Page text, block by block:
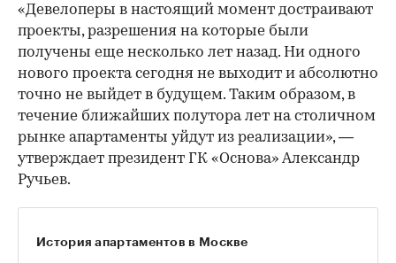
«Девелоперы в настоящий момент достраивают
проекты, разрешения на которые были
получены еще несколько лет назад. Ни одного
нового проекта сегодня не выходит и абсолютно
точно не выйдет в будущем. Таким образом, в
течение ближайших полутора лет на столичном
рынке апартаменты уйдут из реализации», —
утверждает президент ГК «Основа» Александр
Ручьев.
История апартаментов в Москве